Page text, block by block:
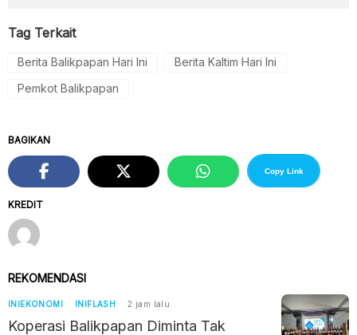
Tag Terkait
Berita Balikpapan Hari Ini
Berita Kaltim Hari Ini
Pemkot Balikpapan
KREDIT
BAGIKAN
Copy Link
REKOMENDASI
INIEKONOMI INIFLASH 2 jam lalu
Koperasi Balikpapan Diminta Tak